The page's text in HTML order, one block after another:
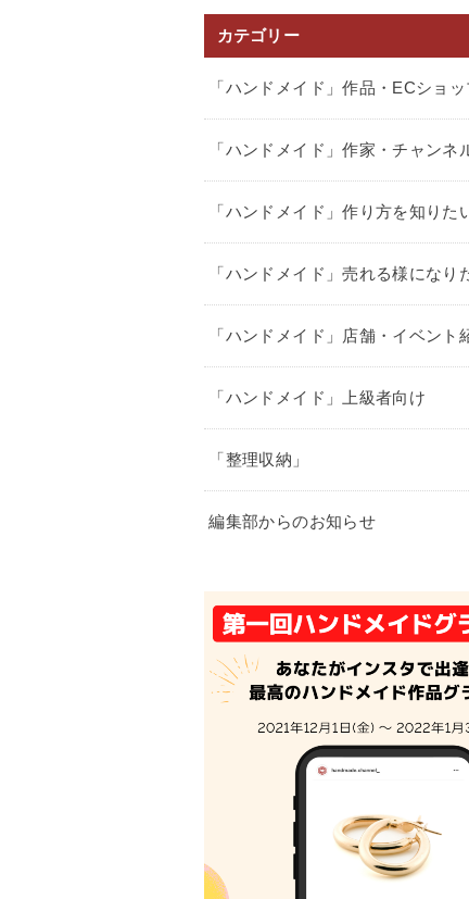
カテゴリー
「ハンドメイド」作品・ECショ
「ハンドメイド」作家・チャンネ
「ハンドメイド」作り方を知りた
「ハンドメイド」売れる様になり
「ハンドメイド」店舗・イベント
「ハンドメイド」上級者向け
「整理収納」
編集部からのお知らせ